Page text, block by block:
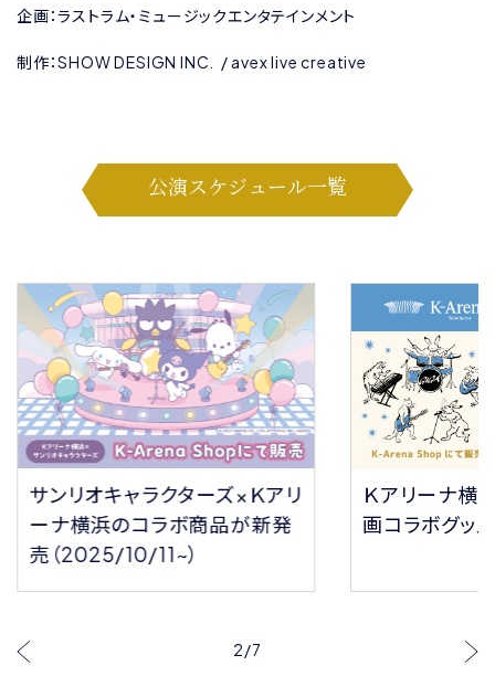
企画：ラストラム・ミュージックエンタテインメント
制作：SHOW DESIGN INC. / avex live creative
公演スケジュール一覧
サンリオキャラクターズ×Ｋアリ
ーナ横浜のコラボ商品が新発
売（2025/10/11~）
Ｋアリーナ横
画コラボグッ
2/7